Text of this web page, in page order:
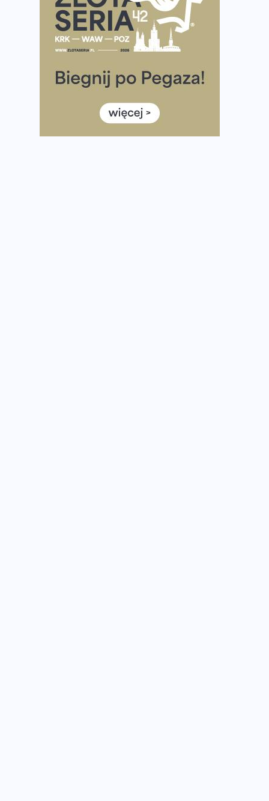
Tętno vs tempo – czym kierować się w bieganiu?
Co ma dużo białka? Produkty, które warto włączyć do
Rozbiegany Olsztyn szykuje się na weekend z
Już w tę sobotę 35. Bieg Powstania Warszawskiego.